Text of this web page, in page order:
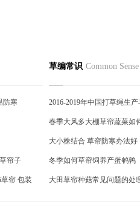
防寒
帘子
帘 包装
草编常识 Common Sense
2016-2019年中国打草绳生
春季大风多大棚草帘蔬菜如
大小株结合 草帘防寒办法好
冬季如何草帘饲养产蛋鹌鹑
大田草帘种菇常见问题的处